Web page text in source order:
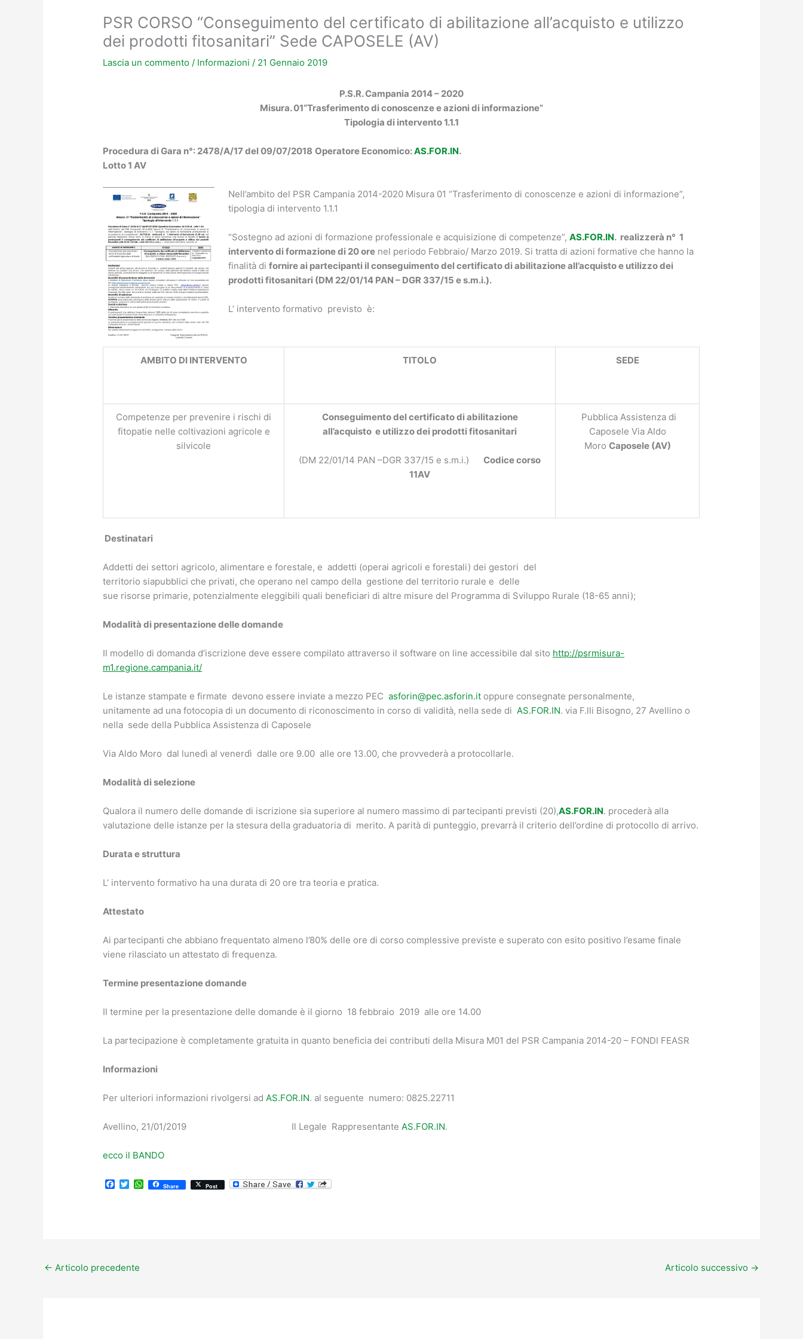
PSR CORSO “Conseguimento del certificato di abilitazione all’acquisto e utilizzo
dei prodotti fitosanitari” Sede CAPOSELE (AV)
Lascia un commento / Informazioni / 21 Gennaio 2019
P.S.R. Campania 2014 – 2020
Misura. 01“Trasferimento di conoscenze e azioni di informazione”
Tipologia di intervento 1.1.1
Procedura di Gara n°: 2478/A/17 del 09/07/2018 Operatore Economico:AS.FOR.IN.
Lotto 1 AV
Nell’ambito del PSR Campania 2014-2020 Misura 01 “Trasferimento di conoscenze e azioni di informazione”,
tipologia di intervento 1.1.1
“Sostegno ad azioni di formazione professionale e acquisizione di competenze”, AS.FOR.IN. realizzerà n° 1
intervento di formazionedi 20 orenel periodo Febbraio/ Marzo 2019. Si tratta di azioni formative che hanno la
finalità di fornire ai partecipanti il conseguimentodel certificato di abilitazione all’acquisto e utilizzo dei
prodotti fitosanitari (DM 22/01/14 PAN – DGR 337/15 e s.m.i.).
L’ intervento formativo previsto è:
AMBITO DI INTERVENTO TITOLO SEDE
Competenze per prevenire i rischi di
fitopatie nelle coltivazioni agricole e
silvicole
Conseguimento del certificato di abilitazione
all’acquisto e utilizzo dei prodotti fitosanitari
(DM 22/01/14 PAN –DGR 337/15 e s.m.i.)Codice corso
11AV
Pubblica Assistenza di
Caposele Via Aldo
Moro Caposele (AV)
Destinatari
Addetti dei settori agricolo, alimentare e forestale, e addetti (operai agricoli e forestali) dei gestori del
territorio siapubblici che privati, che operano nel campo della gestione del territorio rurale e delle
sue risorse primarie, potenzialmente eleggibili quali beneficiari di altre misure del Programma di Sviluppo Rurale (18-65 anni);
Modalità di presentazione delle domande
Il modello di domanda d’iscrizione deve essere compilato attraverso il software on line accessibile dal sito http://psrmisura-
m1.regione.campania.it/
Le istanze stampate e firmate devono essere inviate a mezzo PECasforin@pec.asforin.it oppure consegnate personalmente,
unitamente ad una fotocopia di un documento di riconoscimento in corso di validità, nella sede diAS.FOR.IN. via F.lli Bisogno, 27 Avellino o
nella sede della Pubblica Assistenza di Caposele
Via Aldo Moro dal lunedì al venerdì dalle ore 9.00 alle ore 13.00, che provvederà a protocollarle.
Modalità di selezione
Qualora il numero delle domande di iscrizione sia superiore al numero massimo di partecipanti previsti (20),AS.FOR.IN. procederà alla
valutazione delle istanze per la stesura della graduatoria di merito. A parità di punteggio, prevarrà il criterio dell’ordine di protocollo di arrivo.
Durata e struttura
L’ intervento formativo ha una durata di 20 ore tra teoria e pratica.
Attestato
Ai partecipanti che abbiano frequentato almeno l’80% delle ore di corso complessive previste e superato con esito positivo l’esame finale
viene rilasciato un attestato di frequenza.
Termine presentazione domande
Il termine per la presentazione delle domande è il giorno 18 febbraio 2019 alle ore 14.00
La partecipazione è completamente gratuita in quanto beneficia dei contributi della Misura M01 del PSR Campania 2014-20 – FONDI FEASR
Informazioni
Per ulteriori informazioni rivolgersi adAS.FOR.IN. al seguente numero: 0825.22711
Avellino, 21/01/2019 Il Legale RappresentanteAS.FOR.IN.
ecco il BANDO
F
T
W
Share Post
← Articolo precedente Articolo successivo →